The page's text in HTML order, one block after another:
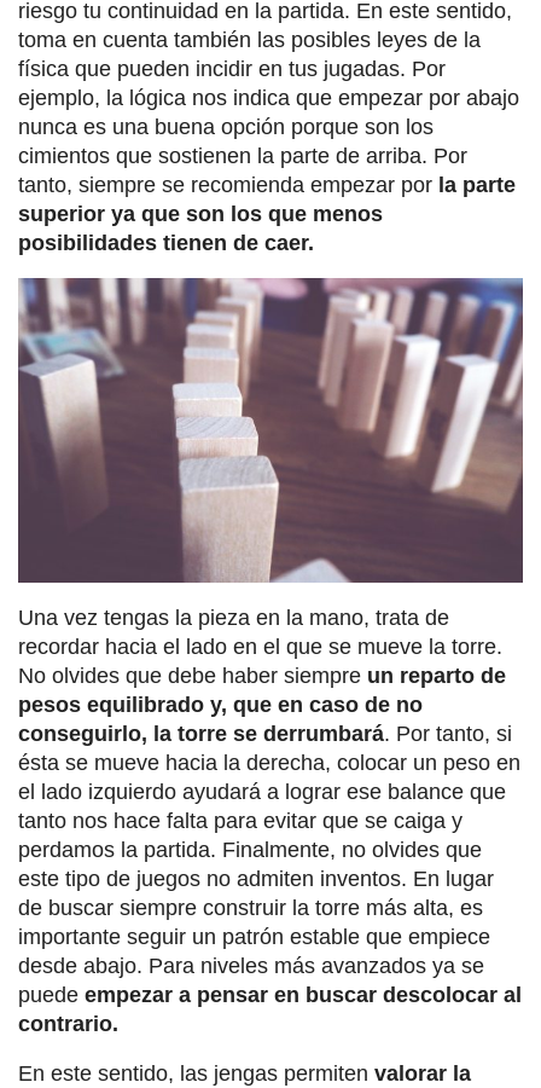
riesgo tu continuidad en la partida. En este sentido,
toma en cuenta también las posibles leyes de la
física que pueden incidir en tus jugadas. Por
ejemplo, la lógica nos indica que empezar por abajo
nunca es una buena opción porque son los
cimientos que sostienen la parte de arriba. Por
tanto, siempre se recomienda empezar por la parte
superior ya que son los que menos
posibilidades tienen de caer.
Una vez tengas la pieza en la mano, trata de
recordar hacia el lado en el que se mueve la torre.
No olvides que debe haber siempre un reparto de
pesos equilibrado y, que en caso de no
conseguirlo, la torre se derrumbará. Por tanto, si
ésta se mueve hacia la derecha, colocar un peso en
el lado izquierdo ayudará a lograr ese balance que
tanto nos hace falta para evitar que se caiga y
perdamos la partida. Finalmente, no olvides que
este tipo de juegos no admiten inventos. En lugar
de buscar siempre construir la torre más alta, es
importante seguir un patrón estable que empiece
desde abajo. Para niveles más avanzados ya se
puede empezar a pensar en buscar descolocar al
contrario.
En este sentido, las jengas permiten valorar la